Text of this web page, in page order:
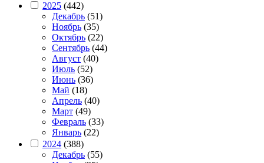
2025 (442)
Декабрь (51)
Ноябрь (35)
Октябрь (22)
Сентябрь (44)
Август (40)
Июль (52)
Июнь (36)
Май (18)
Апрель (40)
Март (49)
Февраль (33)
Январь (22)
2024 (388)
Декабрь (55)